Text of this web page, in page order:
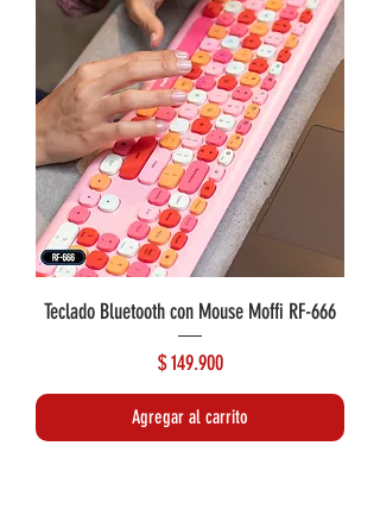
Teclado Bluetooth con Mouse Moffi RF-666
Precio
$ 149.900
Agregar al carrito